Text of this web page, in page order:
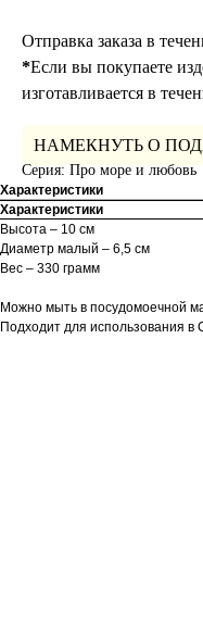
Отправка заказа в
*Если вы покупаете
изготавливается в
НАМЕКНУТЬ О
Серия: Про море и любовь
Характеристики
Характеристики
Высота – 10 см
Диаметр малый – 6,5 см
Вес – 330 грамм
Можно мыть в посудомоечной
Подходит для использования в